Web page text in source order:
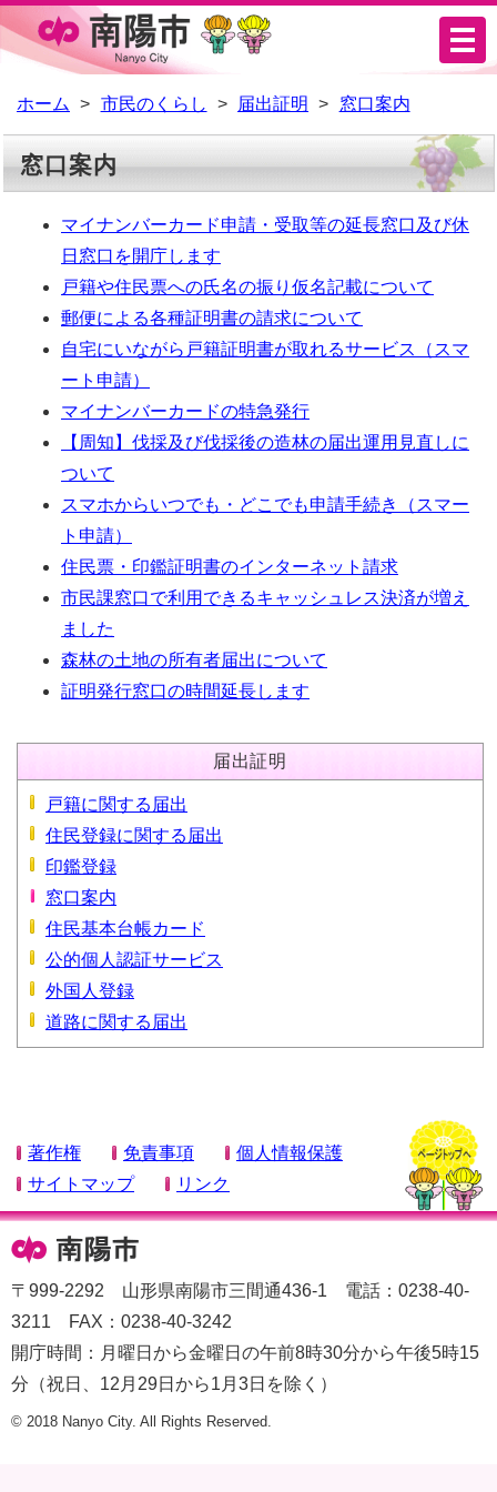
ニ
ー
ホーム 市民のくらし 届出証明 窓口案内
窓口案内
マイナンバーカード申請・受取等の延長窓口及び休
日窓口を開庁します
戸籍や住民票への氏名の振り仮名記載について
郵便による各種証明書の請求について
自宅にいながら戸籍証明書が取れるサービス（スマ
ート申請）
マイナンバーカードの特急発行
【周知】伐採及び伐採後の造林の届出運用見直しに
ついて
スマホからいつでも・どこでも申請手続き（スマー
ト申請）
住民票・印鑑証明書のインターネット請求
市民課窓口で利用できるキャッシュレス決済が増え
ました
森林の土地の所有者届出について
証明発行窓口の時間延長します
届出証明
戸籍に関する届出
住民登録に関する届出
印鑑登録
窓口案内
住民基本台帳カード
公的個人認証サービス
外国人登録
道路に関する届出
著作権 免責事項
個人情報保護
サイトマップ
リンク
〒999-2292 山形県南陽市三間通436-1 電話：0238-40-
3211 FAX：0238-40-3242
開庁時間：月曜日から金曜日の午前8時30分から午後5時15
分（祝日、12月29日から1月3日を除く）
© 2018 Nanyo City. All Rights Reserved.